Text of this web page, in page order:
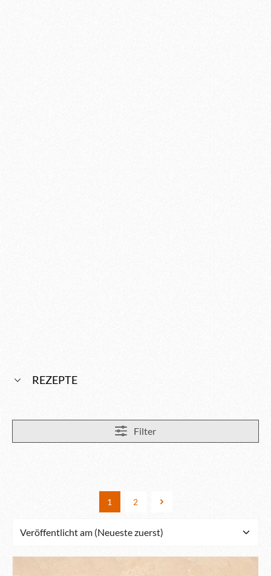
REZEPTE
Filter
1 2